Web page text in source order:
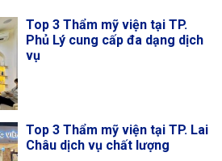
Top 3 Thẩm mỹ viện tại TP.
Phủ Lý cung cấp đa dạng dịch
vụ
Top 3 Thẩm mỹ viện tại TP. Lai
Châu dịch vụ chất lượng